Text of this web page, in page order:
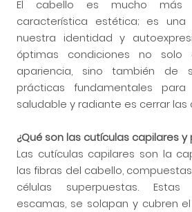
El cabello es mucho más
característica estética; es
nuestra identidad y
óptimas condiciones no
apariencia, sino también de
prácticas fundamentales
saludable y radiante es cerrar las
¿Qué son las cutículas capilares
Las cutículas capilares son la
las fibras del cabello,
células superpuestas. Estas
escamas, se solapan y cubren